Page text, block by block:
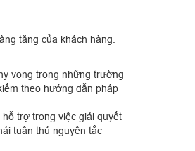
tăng của khách hàng.
vọng trong những trường
theo hướng dẫn pháp
trợ trong việc giải quyết
tuân thủ nguyên tắc